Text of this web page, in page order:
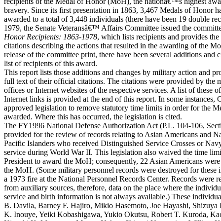
bravery. Since its first presentation in 1863, 3,467 Medals of Honor
awarded to a total of 3,448 individuals (there have been 19 double
1979, the Senate Veteransâ€™ Affairs Committee issued the
Honor Recipients: 1863-1978, which lists recipients and provides
citations describing the actions that resulted in the awarding of the
release of the committee print, there have been several additions and
list of recipients of this award.
This report lists those additions and changes by military action and
full text of their official citations. The citations were provided by the
offices or Internet websites of the respective services. A list of these
Internet links is provided at the end of this report. In some instances,
approved legislation to remove statutory time limits in order for the
awarded. Where this has occurred, the legislation is cited.
The FY1996 National Defense Authorization Act (P.L. 104-106,
provided for the review of records relating to Asian Americans and
Pacific Islanders who received Distinguished Service Crosses or
service during World War II. This legislation also waived the time
President to award the MoH; consequently, 22 Asian Americans
the MoH. (Some military personnel records were destroyed for these
a 1973 fire at the National Personnel Records Center. Records were
from auxiliary sources, therefore, data on the place where the
service and birth information is not always available.) These
B. Davila, Barney F. Hajiro, Mikio Hasemoto, Joe Hayashi, Shizuya
K. Inouye, Yeiki Kobashigawa, Yukio Okutsu, Robert T. Kuroda,